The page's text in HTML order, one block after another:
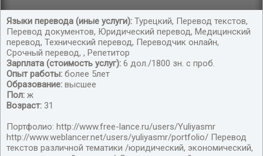
Переводчик с/на турецкий язык
Языки перевода (иные услуги): Турецкий, Перевод текстов,
Перевод документов, Юридический перевод, Медицинский
перевод, Технический перевод, Переводчик онлайн,
Срочный перевод, , Репетитор
Зарплата (стоимость услуг): 6 дол./1800 зн. с проб.
Опыт работы: более 5лет
Образование: высшее
Пол: ж
Возраст: 31
Портфолио: http://www.free-lance.ru/users/Yuliyasmr
http://www.weblancer.net/users/yuliyasmr/portfolio/ Перевод
текстов различной тематики /юридический, экономический,